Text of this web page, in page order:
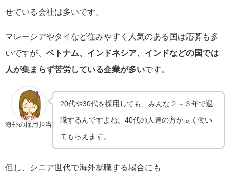
せている会社は多いです。
マレーシアやタイなど住みやすく人気のある国は応募も多
いですが、 ベトナム、インドネシア、インドなどの国では
人が集まらず苦労している企業が多いです。
海外の採用担当
20代や30代を採用しても、みんな２～３年で退
職するんですよね。40代の人達の方が長く働い
てもらえます。
但し、シニア世代で海外就職する場合にも